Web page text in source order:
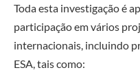
Toda esta investigação é
participação em vários
internacionais, incluindo
ESA, tais como: